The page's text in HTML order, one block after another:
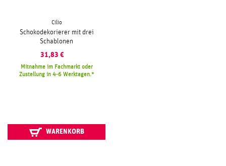
Cilio
Schokodekorierer mit drei
Schablonen
31,83 €
Mitnahme im Fachmarkt oder
Zustellung in 4-6 Werktagen.
WARENKORB